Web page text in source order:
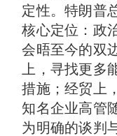
定性。特朗普
核心定位：政
会晤至今的双
上，寻找更多
措施；经贸上
知名企业高管
为明确的谈判